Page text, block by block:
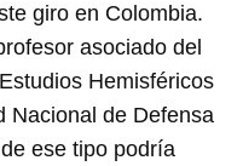
giro en Colombia.
asociado del
Hemisféricos
Nacional de Defensa
ese tipo podría